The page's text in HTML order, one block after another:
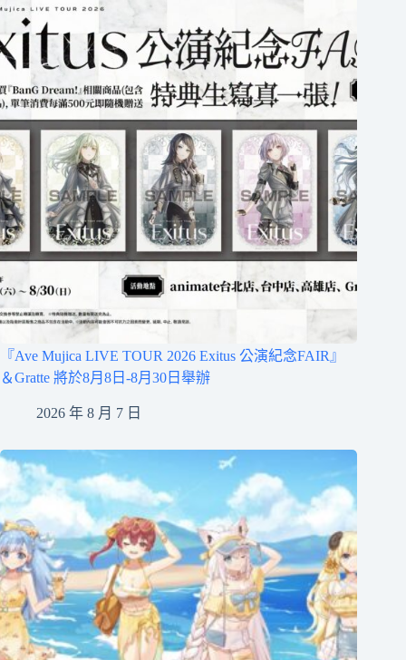
『Ave Mujica LIVE TOUR 2026 Exitus 公演紀念FAIR』
＆Gratte 將於8月8日-8月30日舉辦
2026 年 8 月 7 日